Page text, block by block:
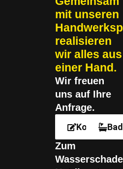
mit un­se­ren
re­a­li­sie­ren
wir alles aus
einer Hand.
Wir freu­en
uns auf Ihre
Anfrage.
Kontakt
Zum